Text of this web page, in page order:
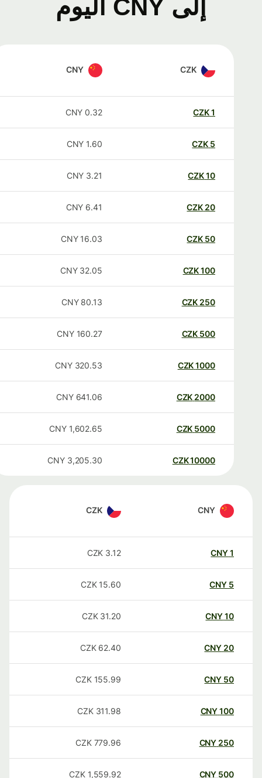
إلى CNY اليوم
CZK
CNY
CZK
0.32
CNY
CZK
1.60
CNY
CZK
3.21
CNY
20
CZK
6.41
CNY
50
CZK
16.03
CNY
100
CZK
32.05
CNY
250
CZK
80.13
CNY
500
CZK
160.27
CNY
1000
CZK
320.53
CNY
2000
CZK
641.06
CNY
5000
CZK
1,602.65
CNY
10000
CZK
3,205.30
CNY
CNY
CZK
CNY
3.12
CZK
CNY
15.60
CZK
CNY
31.20
CZK
20
CNY
62.40
CZK
50
CNY
155.99
CZK
100
CNY
311.98
CZK
250
CNY
779.96
CZK
500
CNY
1,559.92
CZK